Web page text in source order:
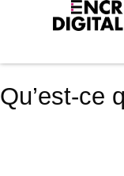
Qu’est-ce